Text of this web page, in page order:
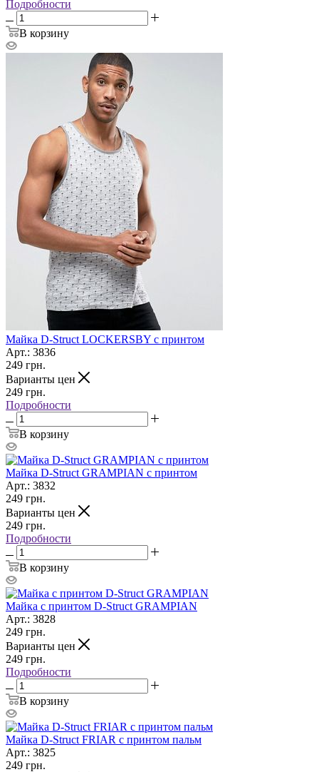
Подробности
В корзину
Майка D-Struct LOCKERSBY с принтом
Арт.: 3836
249 грн.
Варианты цен
249 грн.
Подробности
В корзину
Майка D-Struct GRAMPIAN с принтом
Арт.: 3832
249 грн.
Варианты цен
249 грн.
Подробности
В корзину
Майка с принтом D-Struct GRAMPIAN
Арт.: 3828
249 грн.
Варианты цен
249 грн.
Подробности
В корзину
Майка D-Struct FRIAR с принтом пальм
Арт.: 3825
249 грн.